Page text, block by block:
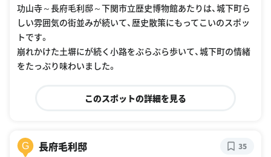
功山寺～長府毛利邸～下関市立歴史博物館あたりは、城下町ら
しい雰囲気の街並みが続いて、歴史散策にもってこいのスポッ
トです。
崩れかけた土塀にが続く小路をぶらぶら歩いて、城下町の情緒
をたっぷり味わいました。
このスポットの詳細を見る
G 長府毛利邸 35